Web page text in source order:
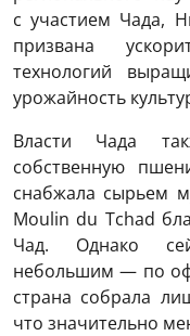
с участием Чада,
призвана
технологий
урожайность
Власти Чада
собственную
снабжала сырьем
Moulin du Tchad
Чад. Однако
небольшим — по
страна собрала
что значительно